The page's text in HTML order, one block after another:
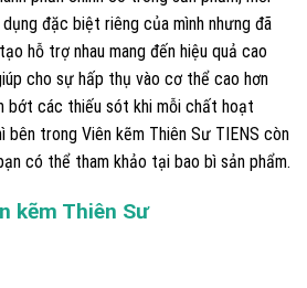
đặc biệt riêng của mình nhưng đã
hỗ trợ nhau mang đến hiệu quả cao
cho sự hấp thụ vào cơ thể cao hơn
bớt các thiếu sót khi mỗi chất hoạt
bên trong Viên kẽm Thiên Sư TIENS còn
có thể tham khảo tại bao bì sản phẩm.
kẽm Thiên Sư